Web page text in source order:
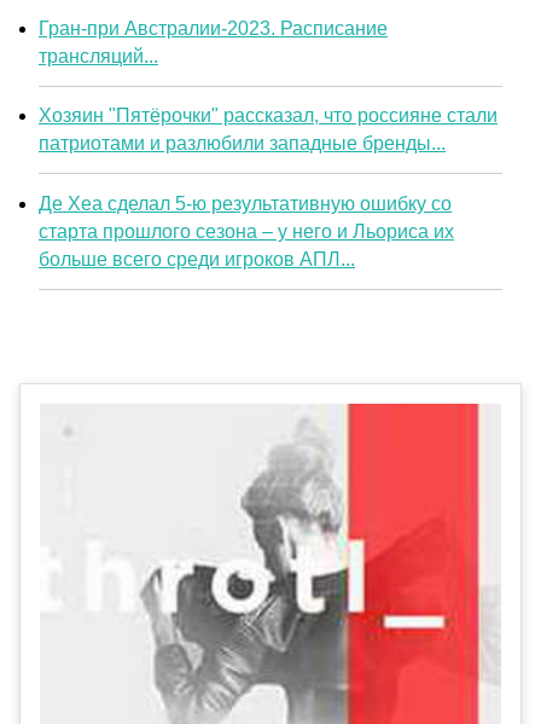
Гран-при Австралии-2023. Расписание
трансляций...
Хозяин "Пятёрочки" рассказал, что россияне стали
патриотами и разлюбили западные бренды...
Де Хеа сделал 5-ю результативную ошибку со
старта прошлого сезона – у него и Льориса их
больше всего среди игроков АПЛ...